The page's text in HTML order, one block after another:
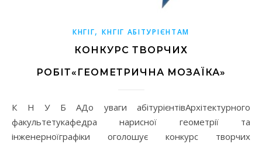
КНГІГ,КНГІГ АБІТУРІЄНТАМ
КОНКУРС ТВОРЧИХ
РОБІТ«ГЕОМЕТРИЧНА МОЗАЇКА»
К Н У Б АДо уваги абітурієнтівАрхітектурного
факультетукафедра нарисної геометрії та
інженерноїграфіки оголошує конкурс творчих